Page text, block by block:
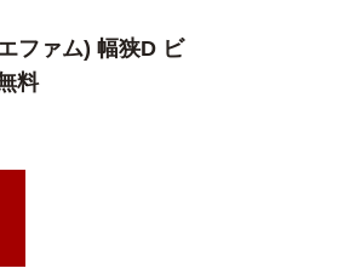
ファム) 幅狭D ビ
料